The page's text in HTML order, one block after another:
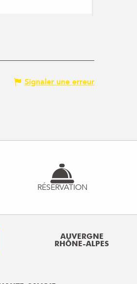
Signaler une erreur
RÉSERVATION
AUVERGNE
RHÔNE-ALPES